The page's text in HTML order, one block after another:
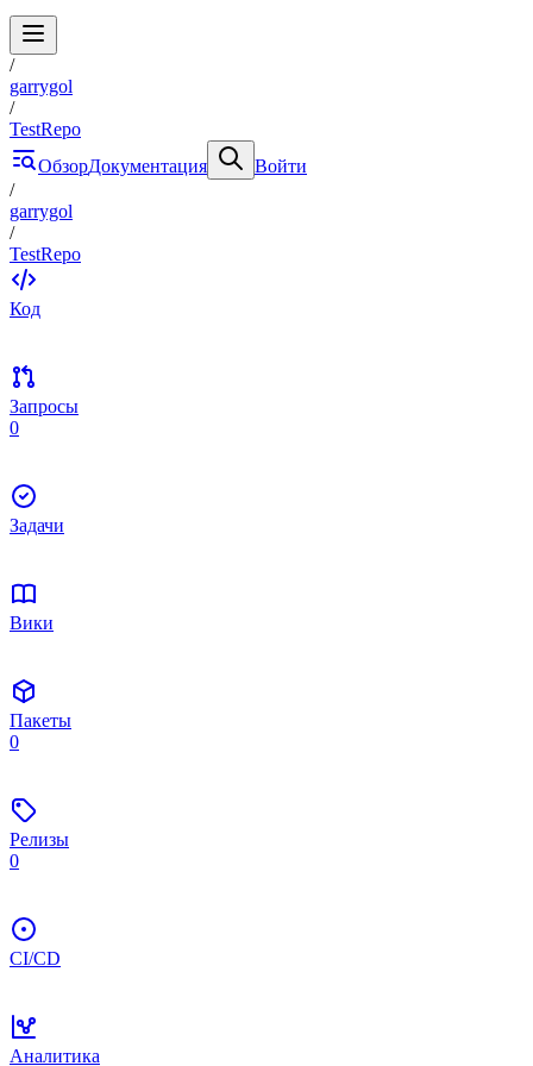
/
garrygol
/
TestRepo
ОбзорДокументация
Войти
/
garrygol
/
TestRepo
Код
Запросы
0
Задачи
Вики
Пакеты
0
Релизы
0
CI/CD
Аналитика